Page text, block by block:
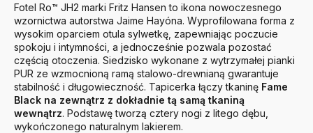
Fotel Ro™ JH2 marki Fritz Hansen to ikona nowoczesnego
wzornictwa autorstwa Jaime Hayóna. Wyprofilowana forma z
wysokim oparciem otula sylwetkę, zapewniając poczucie
spokoju i intymności, a jednocześnie pozwala pozostać
częścią otoczenia. Siedzisko wykonane z wytrzymałej pianki
PUR ze wzmocnioną ramą stalowo-drewnianą gwarantuje
stabilność i długowieczność. Tapicerka łączy tkaninę Fame
Black na zewnątrz z dokładnie tą samą tkaniną
wewnątrz. Podstawę tworzą cztery nogi z litego dębu,
wykończonego naturalnym lakierem.